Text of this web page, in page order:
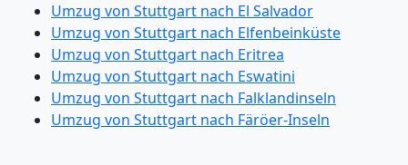
Umzug von Stuttgart nach El Salvador
Umzug von Stuttgart nach Elfenbeinküste
Umzug von Stuttgart nach Eritrea
Umzug von Stuttgart nach Eswatini
Umzug von Stuttgart nach Falklandinseln
Umzug von Stuttgart nach Färöer-Inseln